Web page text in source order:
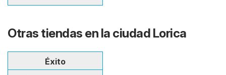
Otras tiendas en la ciudad Lorica
Éxito